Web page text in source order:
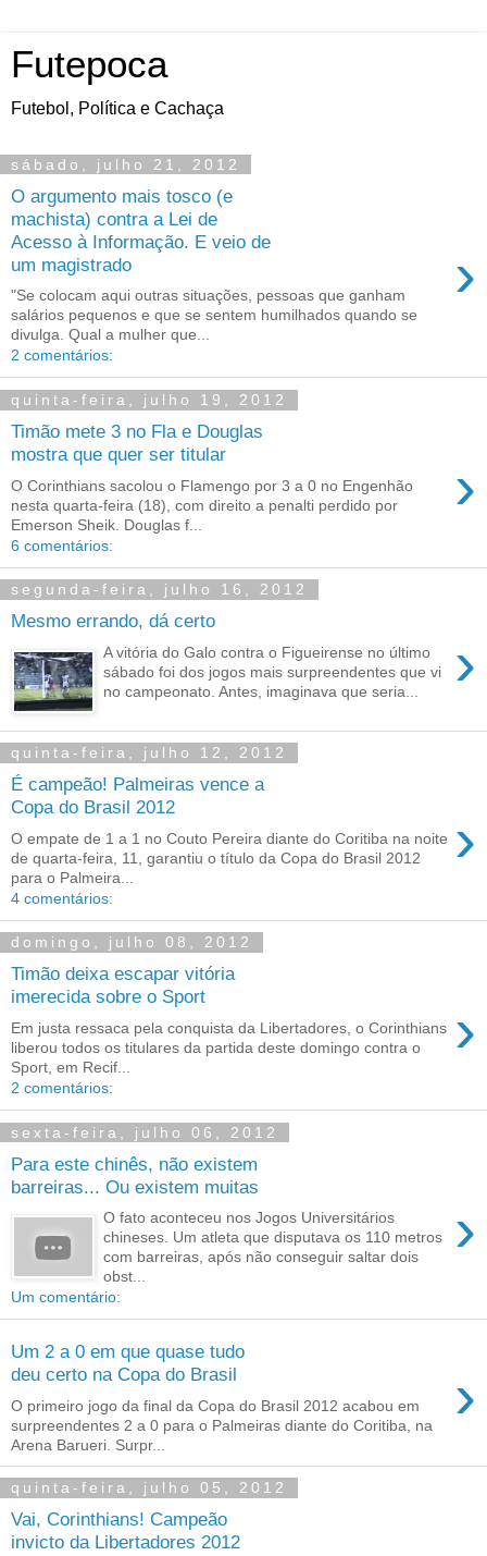
Futepoca
Futebol, Política e Cachaça
sábado, julho 21, 2012
O argumento mais tosco (e
machista) contra a Lei de
Acesso à Informação. E veio de
um magistrado
›
"Se colocam aqui outras situações, pessoas que ganham
salários pequenos e que se sentem humilhados quando se
divulga. Qual a mulher que...
2 comentários:
quinta-feira, julho 19, 2012
Timão mete 3 no Fla e Douglas
mostra que quer ser titular
›
O Corinthians sacolou o Flamengo por 3 a 0 no Engenhão
nesta quarta-feira (18), com direito a penalti perdido por
Emerson Sheik. Douglas f...
6 comentários:
segunda-feira, julho 16, 2012
Mesmo errando, dá certo
›
A vitória do Galo contra o Figueirense no último
sábado foi dos jogos mais surpreendentes que vi
no campeonato. Antes, imaginava que seria...
quinta-feira, julho 12, 2012
É campeão! Palmeiras vence a
Copa do Brasil 2012
›
O empate de 1 a 1 no Couto Pereira diante do Coritiba na noite
de quarta-feira, 11, garantiu o título da Copa do Brasil 2012
para o Palmeira...
4 comentários:
domingo, julho 08, 2012
Timão deixa escapar vitória
imerecida sobre o Sport
›
Em justa ressaca pela conquista da Libertadores, o Corinthians
liberou todos os titulares da partida deste domingo contra o
Sport, em Recif...
2 comentários:
sexta-feira, julho 06, 2012
Para este chinês, não existem
barreiras... Ou existem muitas
›
O fato aconteceu nos Jogos Universitários
chineses. Um atleta que disputava os 110 metros
com barreiras, após não conseguir saltar dois
obst...
Um comentário:
Um 2 a 0 em que quase tudo
deu certo na Copa do Brasil
›
O primeiro jogo da final da Copa do Brasil 2012 acabou em
surpreendentes 2 a 0 para o Palmeiras diante do Coritiba, na
Arena Barueri. Surpr...
quinta-feira, julho 05, 2012
Vai, Corinthians! Campeão
invicto da Libertadores 2012